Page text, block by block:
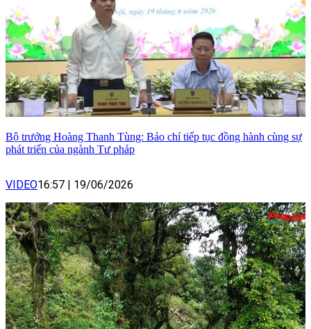
Bộ trưởng Hoàng Thanh Tùng: Báo chí tiếp tục đồng hành cùng sự
phát triển của ngành Tư pháp
VIDEO16:57 | 19/06/2026